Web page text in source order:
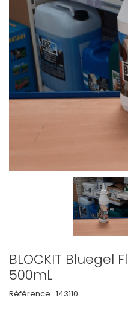
BLOCKIT Bluegel
500mL
Référence : 143110